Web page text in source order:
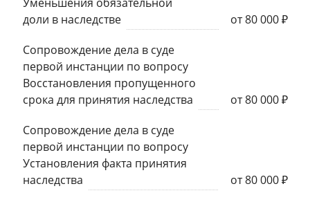
доли в наследстве
от 80 000 ₽
Сопровождение дела в суде
первой инстанции по вопросу
Восстановления пропущенного
срока для принятия наследства
от 80 000 ₽
Сопровождение дела в суде
первой инстанции по вопросу
Установления факта принятия
наследства
от 80 000 ₽